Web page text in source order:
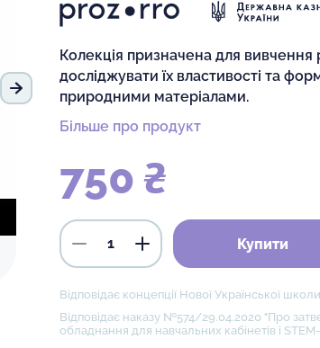
Наступний слайд
Колекція призначена для вивчення
досліджувати їх властивості та
природними матеріалами.
Більше про продукт
750 ₴
Купити
Відповідає концепції Нової Української школи
Відповідає наказу №574/29.04.2020 "Про
обладнання для навчальних кабінетів і